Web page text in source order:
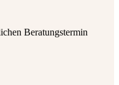
Beratungstermin